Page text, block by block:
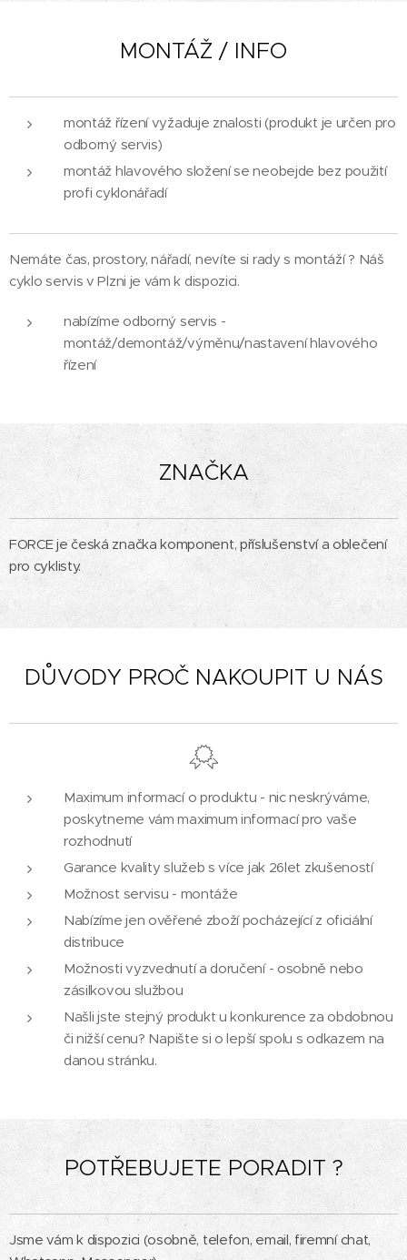
MONTÁŽ / INFO
montáž řízení vyžaduje znalosti (produkt je určen pro
odborný servis)
montáž hlavového složení se neobejde bez použití
profi cyklonářadí
Nemáte čas, prostory, nářadí, nevíte si rady s montáží ? Náš
cyklo servis v Plzni je vám k dispozici.
nabízíme odborný servis -
montáž/demontáž/výměnu/nastavení hlavového
řízení
ZNAČKA
FORCE je česká značka komponent, příslušenství a oblečení
pro cyklisty.
DŮVODY PROČ NAKOUPIT U NÁS
Maximum informací o produktu - nic neskrýváme,
poskytneme vám maximum informací pro vaše
rozhodnutí
Garance kvality služeb s více jak 26let zkušeností
Možnost servisu - montáže
Nabízíme jen ověřené zboží pocházející z oficiální
distribuce
Možnosti vyzvednutí a doručení - osobně nebo
zásilkovou službou
Našli jste stejný produkt u konkurence za obdobnou
či nižší cenu? Napište si o lepší spolu s odkazem na
danou stránku.
POTŘEBUJETE PORADIT ?
Jsme vám k dispozici (osobně, telefon, email, firemní chat,